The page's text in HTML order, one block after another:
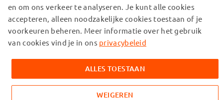
© subtel.nl 2026
Alle prijzen zijn inclusief btw en exclusief verzendkosten.
Houd er rekening mee dat alle genoemde handelsmerken de
uitsluitend worden vermeld om informatie over onze
producten te verstrekken.
en om ons verkeer te analyseren. Je kunt alle cookies
accepteren, alleen noodzakelijke cookies toestaan of je
voorkeuren beheren. Meer informatie over het gebruik
van cookies vind je in ons privacybeleid
ALLES TOESTAAN
WEIGEREN